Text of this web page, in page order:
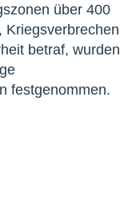
über 400
Kriegsverbrechen
betraf, wurden
festgenommen.